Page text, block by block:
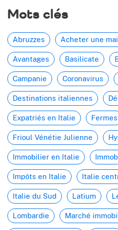
Mots clés
Abruzzes Acheter une
Avantages Basilicate
Campanie Coronavirus
Destinations italiennes
Expatriés en Italie Fermes
Frioul Vénétie Julienne
Immobilier en Italie
Impôts en Italie Italie
Italie du Sud Latium
Lombardie Marché